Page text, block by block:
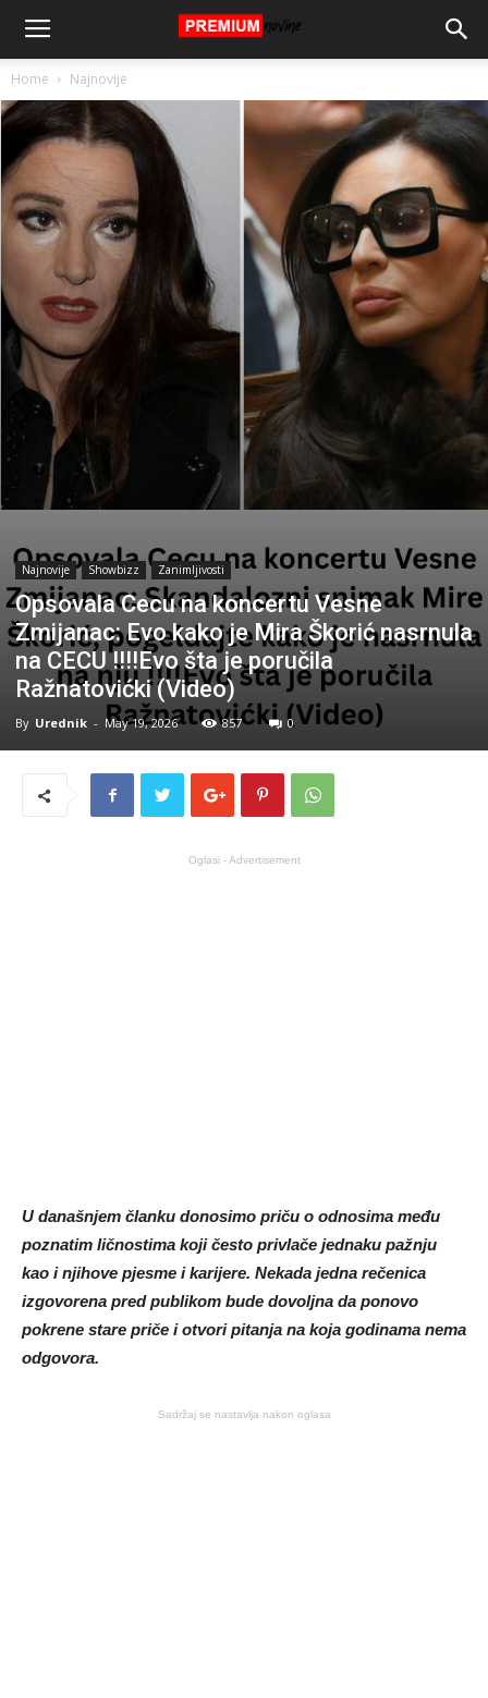
Home Najnovije
Najnovije Showbizz Zanimljivosti
Opsovala Cecu na koncertu Vesne
Zmijanac: Evo kako je Mira Škorić nasrnula
na CECU !!!!Evo šta je poručila
Ražnatovićki (Video)
By Urednik - May 19, 2026 857 0
Oglasi - Advertisement
U današnjem članku donosimo priču o odnosima među
poznatim ličnostima koji često privlače jednaku pažnju
kao i njihove pjesme i karijere. Nekada jedna rečenica
izgovorena pred publikom bude dovoljna da ponovo
pokrene stare priče i otvori pitanja na koja godinama nema
odgovora.
Sadržaj se nastavlja nakon oglasa